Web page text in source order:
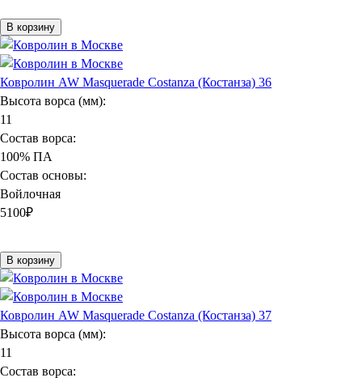
В корзину
Ковролин AW Masquerade Costanza (Костанза) 36
Высота ворса (мм):
11
Состав ворса:
100% ПА
Состав основы:
Войлочная
5100₽
В корзину
Ковролин AW Masquerade Costanza (Костанза) 37
Высота ворса (мм):
11
Состав ворса: